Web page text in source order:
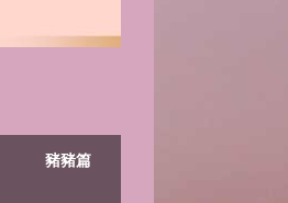
豬豬篇